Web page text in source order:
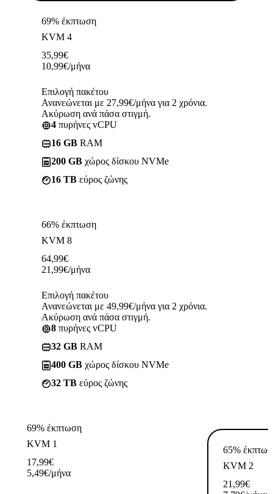
69% έκπτωση
KVM 4
35,99€
10,99€/μήνα
Επιλογή πακέτου
Ανανεώνεται με 27,99€/μήνα για 2 χρόνια.
Ακύρωση ανά πάσα στιγμή.
4 πυρήνες vCPU
16 GB RAM
200 GB χώρος δίσκου NVMe
16 TB εύρος ζώνης
66% έκπτωση
KVM 8
64,99€
21,99€/μήνα
Επιλογή πακέτου
Ανανεώνεται με 49,99€/μήνα για 2 χρόνια.
Ακύρωση ανά πάσα στιγμή.
8 πυρήνες vCPU
32 GB RAM
400 GB χώρος δίσκου NVMe
32 TB εύρος ζώνης
69% έκπτωση
KVM 1
17,99€
5,49€/μήνα
65%
KVM 2
21,99€